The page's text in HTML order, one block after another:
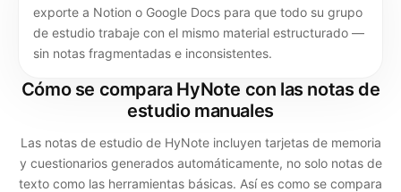
exporte a Notion o Google Docs para que todo su grupo
de estudio trabaje con el mismo material estructurado —
sin notas fragmentadas e inconsistentes.
Cómo se compara HyNote con las notas de
estudio manuales
Las notas de estudio de HyNote incluyen tarjetas de memoria
y cuestionarios generados automáticamente, no solo notas de
texto como las herramientas básicas. Así es como se compara